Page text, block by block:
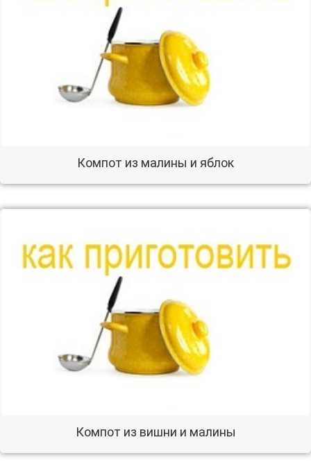
Компот из малины и яблок
Компот из вишни и малины